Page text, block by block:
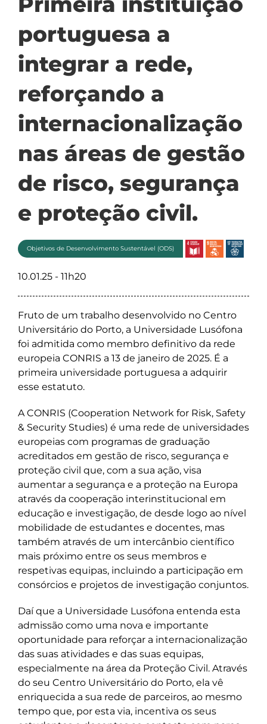
portuguesa a
integrar a rede,
reforçando a
internacionalização
nas áreas de gestão
de risco, segurança
e proteção civil.
Objetivos de Desenvolvimento Sustentável (ODS)
10.01.25 - 11h20
Fruto de um trabalho desenvolvido no Centro
Universitário do Porto, a Universidade Lusófona
foi admitida como membro definitivo da rede
europeia CONRIS a 13 de janeiro de 2025. É a
primeira universidade portuguesa a adquirir
esse estatuto.
A CONRIS (Cooperation Network for Risk, Safety
& Security Studies) é uma rede de universidades
europeias com programas de graduação
acreditados em gestão de risco, segurança e
proteção civil que, com a sua ação, visa
aumentar a segurança e a proteção na Europa
através da cooperação interinstitucional em
educação e investigação, de desde logo ao nível
mobilidade de estudantes e docentes, mas
também através de um intercânbio científico
mais próximo entre os seus membros e
respetivas equipas, incluindo a participação em
consórcios e projetos de investigação conjuntos.
Daí que a Universidade Lusófona entenda esta
admissão como uma nova e importante
oportunidade para reforçar a internacionalização
das suas atividades e das suas equipas,
especialmente na área da Proteção Civil. Através
do seu Centro Universitário do Porto, ela vê
enriquecida a sua rede de parceiros, ao mesmo
tempo que, por esta via, incentiva os seus